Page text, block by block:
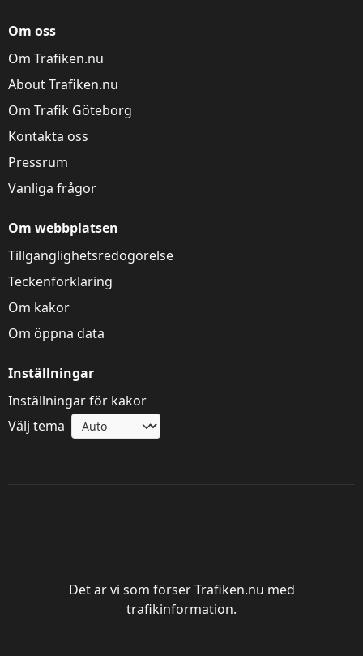
Om oss
Om Trafiken.nu
About Trafiken.nu
Om Trafik Göteborg
Kontakta oss
Pressrum
Vanliga frågor
Om webbplatsen
Tillgänglighetsredogörelse
Teckenförklaring
Om kakor
Om öppna data
Inställningar
Inställningar för kakor
Välj tema
Det är vi som förser Trafiken.nu med
trafikinformation.